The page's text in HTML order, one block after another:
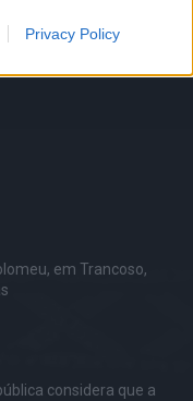
Privacy Policy
em Trancoso,
considera que a